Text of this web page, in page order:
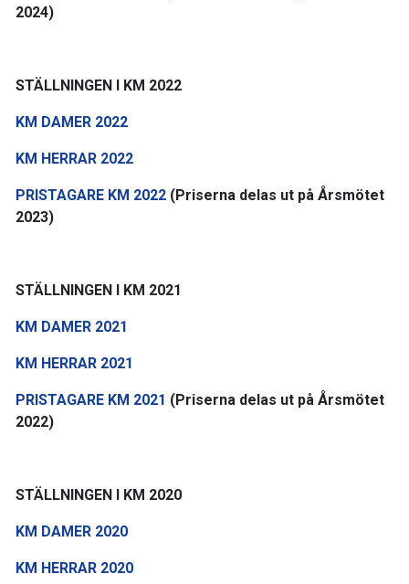
2024)
STÄLLNINGEN I KM 2022
KM DAMER 2022
KM HERRAR 2022
PRISTAGARE KM 2022 (Priserna delas ut på Årsmötet
2023)
STÄLLNINGEN I KM 2021
KM DAMER 2021
KM HERRAR 2021
PRISTAGARE KM 2021 (Priserna delas ut på Årsmötet
2022)
STÄLLNINGEN I KM 2020
KM DAMER 2020
KM HERRAR 2020